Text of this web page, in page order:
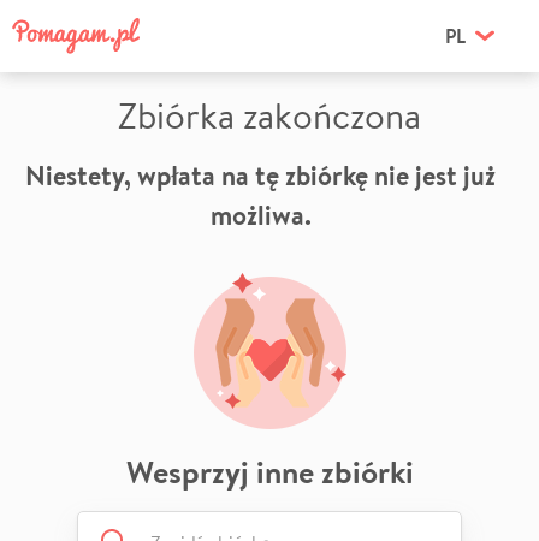
PL
Zbiórka zakończona
Niestety, wpłata na tę zbiórkę nie jest już
możliwa.
Wesprzyj inne zbiórki